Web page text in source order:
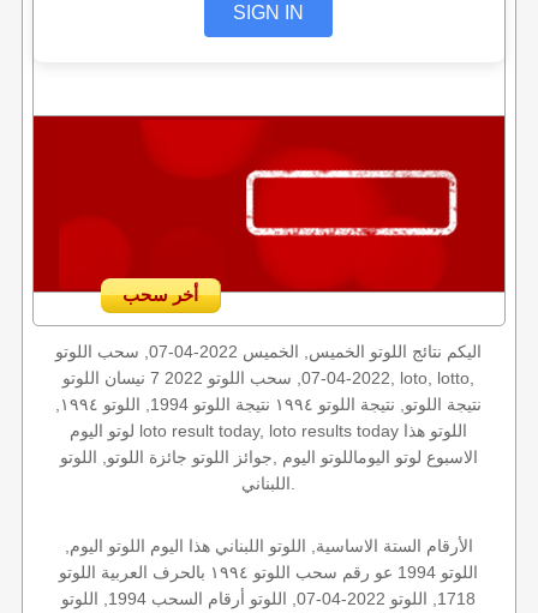
SIGN IN
أخر سحب
اليكم نتائج اللوتو الخميس, الخميس 2022-04-07, سحب اللوتو
2022-04-07, سحب اللوتو 2022 7 نيسان اللوتو, loto, lotto,
لوتو اليوم loto result today, loto results today اللوتو هذا
الاسبوع لوتو اليوماللوتو اليوم ,جوائز اللوتو جائزة اللوتو, اللوتو
الأرقام الستة الاساسية, اللوتو اللبناني هذا اليوم اللوتو اليوم,
اللوتو 1994 عو رقم سحب اللوتو ١٩٩٤ بالحرف العربية اللوتو
1718, اللوتو 2022-04-07, اللوتو أرقام السحب 1994, اللوتو